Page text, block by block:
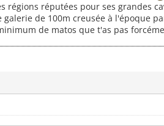
réputées pour ses grandes
de 100m creusée à l'époque
de matos que t'as pas